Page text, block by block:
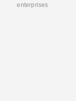
enterprises